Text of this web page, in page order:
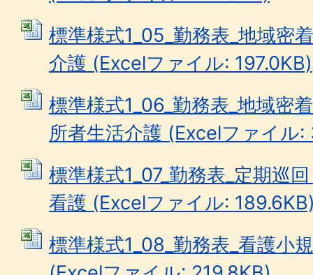
標準様式1_05_勤務表_地域密
介護 (Excelファイル: 197.0KB)
標準様式1_06_勤務表_地域密
所者生活介護 (Excelファイル:
標準様式1_07_勤務表_定期巡
看護 (Excelファイル:
標準様式1_08_勤務表_看護小